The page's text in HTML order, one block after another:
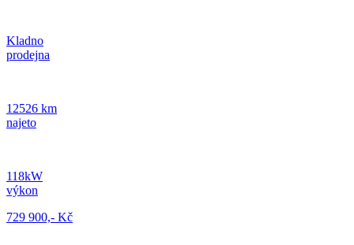
Kladno
prodejna
12526 km
najeto
118kW
výkon
729 900,- Kč